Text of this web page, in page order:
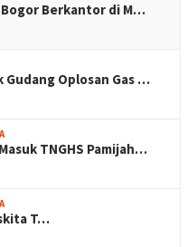
Berkantor di M…
Gudang Oplosan Gas …
TNGHS Pamijah…
T…